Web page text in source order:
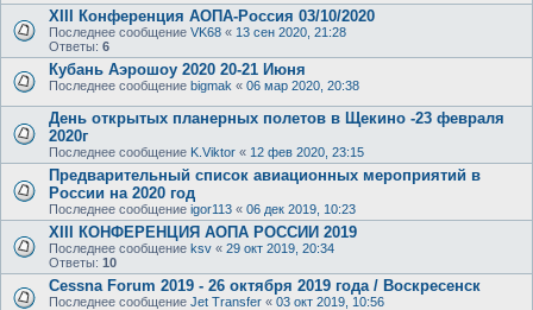
XIII Конференция АОПА-Россия 03/10/2020
Последнее сообщение VK68 « 13 сен 2020, 21:28
Ответы: 6
Кубань Аэрошоу 2020 20-21 Июня
Последнее сообщение bigmak « 06 мар 2020, 20:38
День открытых планерных полетов в Щекино -23 февраля
2020г
Последнее сообщение K.Viktor « 12 фев 2020, 23:15
Предварительный список авиационных мероприятий в
России на 2020 год
Последнее сообщение igor113 « 06 дек 2019, 10:23
XIII КОНФЕРЕНЦИЯ АОПА РОССИИ 2019
Последнее сообщение ksv « 29 окт 2019, 20:34
Ответы: 10
Cessna Forum 2019 - 26 октября 2019 года / Воскресенск
Последнее сообщение Jet Transfer « 03 окт 2019, 10:56